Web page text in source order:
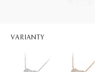
VARIANTY